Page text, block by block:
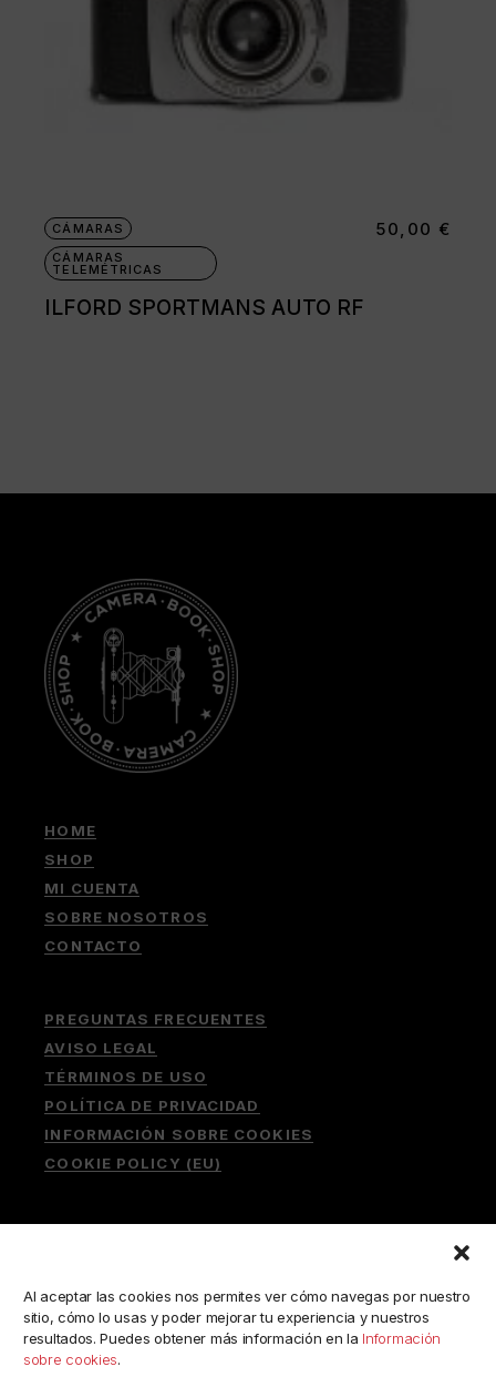
Al aceptar las cookies nos permites ver cómo navegas por nuestro
sitio, cómo lo usas y poder mejorar tu experiencia y nuestros
resultados. Puedes obtener más información en la Información
sobre cookies.
CÁMARAS
CÁMARAS
TELEMÉTRICAS
ILFORD SPORTMANS AUTO RF
50,00 €
HOME
SHOP
MI CUENTA
SOBRE NOSOTROS
CONTACTO
PREGUNTAS FRECUENTES
AVISO LEGAL
TÉRMINOS DE USO
POLÍTICA DE PRIVACIDAD
INFORMACIÓN SOBRE COOKIES
COOKIE POLICY (EU)
Buscar: